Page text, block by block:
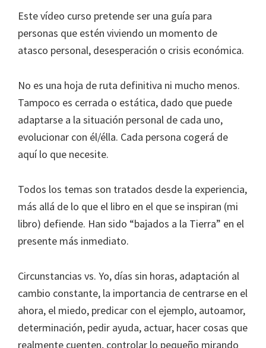
Este vídeo curso pretende ser una guía para
personas que estén viviendo un momento de
atasco personal, desesperación o crisis económica.
No es una hoja de ruta definitiva ni mucho menos.
Tampoco es cerrada o estática, dado que puede
adaptarse a la situación personal de cada uno,
evolucionar con él/élla. Cada persona cogerá de
aquí lo que necesite.
Todos los temas son tratados desde la experiencia,
más allá de lo que el libro en el que se inspiran (mi
libro) defiende. Han sido “bajados a la Tierra” en el
presente más inmediato.
Circunstancias vs. Yo, días sin horas, adaptación al
cambio constante, la importancia de centrarse en el
ahora, el miedo, predicar con el ejemplo, autoamor,
determinación, pedir ayuda, actuar, hacer cosas que
realmente cuenten, controlar lo pequeño mirando